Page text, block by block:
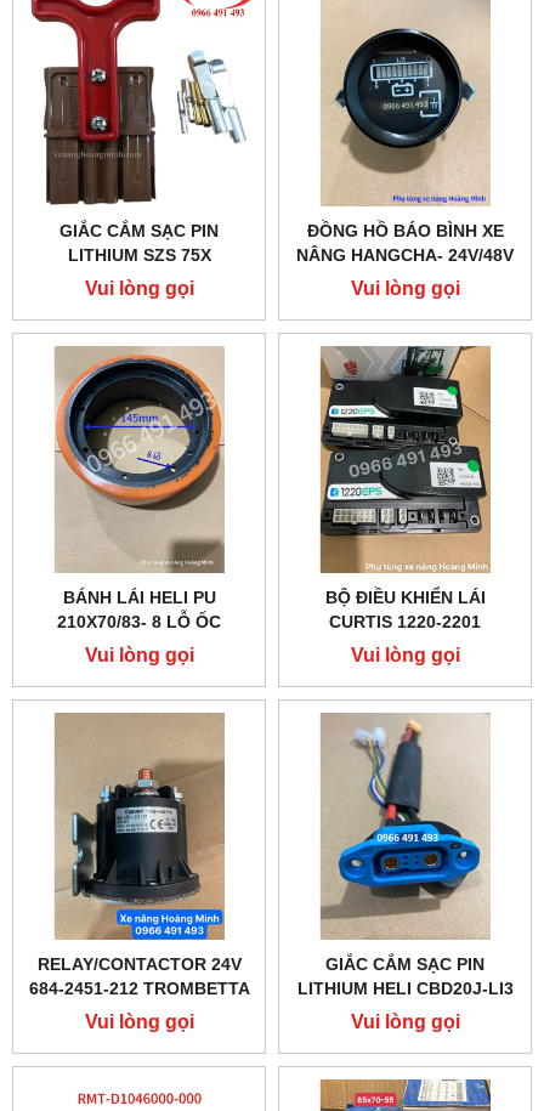
GIẮC CẮM SẠC PIN
LITHIUM SZS 75X
Vui lòng gọi
ĐỒNG HỒ BÁO BÌNH XE
NÂNG HANGCHA- 24V/48V
Vui lòng gọi
BÁNH LÁI HELI PU
210X70/83- 8 LỖ ỐC
Vui lòng gọi
BỘ ĐIỀU KHIỂN LÁI
CURTIS 1220-2201
Vui lòng gọi
RELAY/CONTACTOR 24V
684-2451-212 TROMBETTA
ĐẾ BẰNG
Vui lòng gọi
GIẮC CẮM SẠC PIN
LITHIUM HELI CBD20J-LI3
Vui lòng gọi